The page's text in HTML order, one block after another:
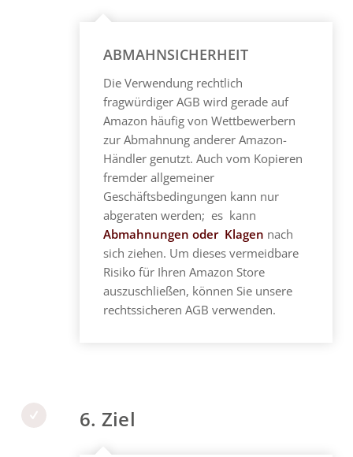
ABMAHNSICHERHEIT
Die Verwendung rechtlich
fragwürdiger AGB wird gerade auf
Amazon häufig von Wettbewerbern
zur Abmahnung anderer Amazon-
Händler genutzt. Auch vom Kopieren
fremder allgemeiner
Geschäftsbedingungen kann nur
abgeraten werden; es kann
Abmahnungen oder Klagen nach
sich ziehen. Um dieses vermeidbare
Risiko für Ihren Amazon Store
auszuschließen, können Sie unsere
rechtssicheren AGB verwenden.
6. Ziel